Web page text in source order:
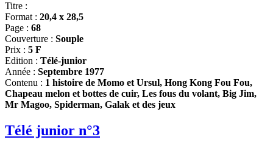
Titre :
Format : 20,4 x 28,5
Page : 68
Couverture : Souple
Prix : 5 F
Edition : Télé-junior
Année : Septembre 1977
Contenu : 1 histoire de Momo et Ursul, Hong Kong Fou Fou,
Chapeau melon et bottes de cuir, Les fous du volant, Big Jim,
Mr Magoo, Spiderman, Galak et des jeux
Télé junior n°3